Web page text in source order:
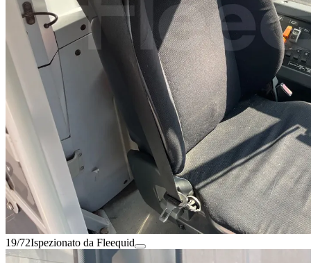
19/72Ispezionato da Fleequid